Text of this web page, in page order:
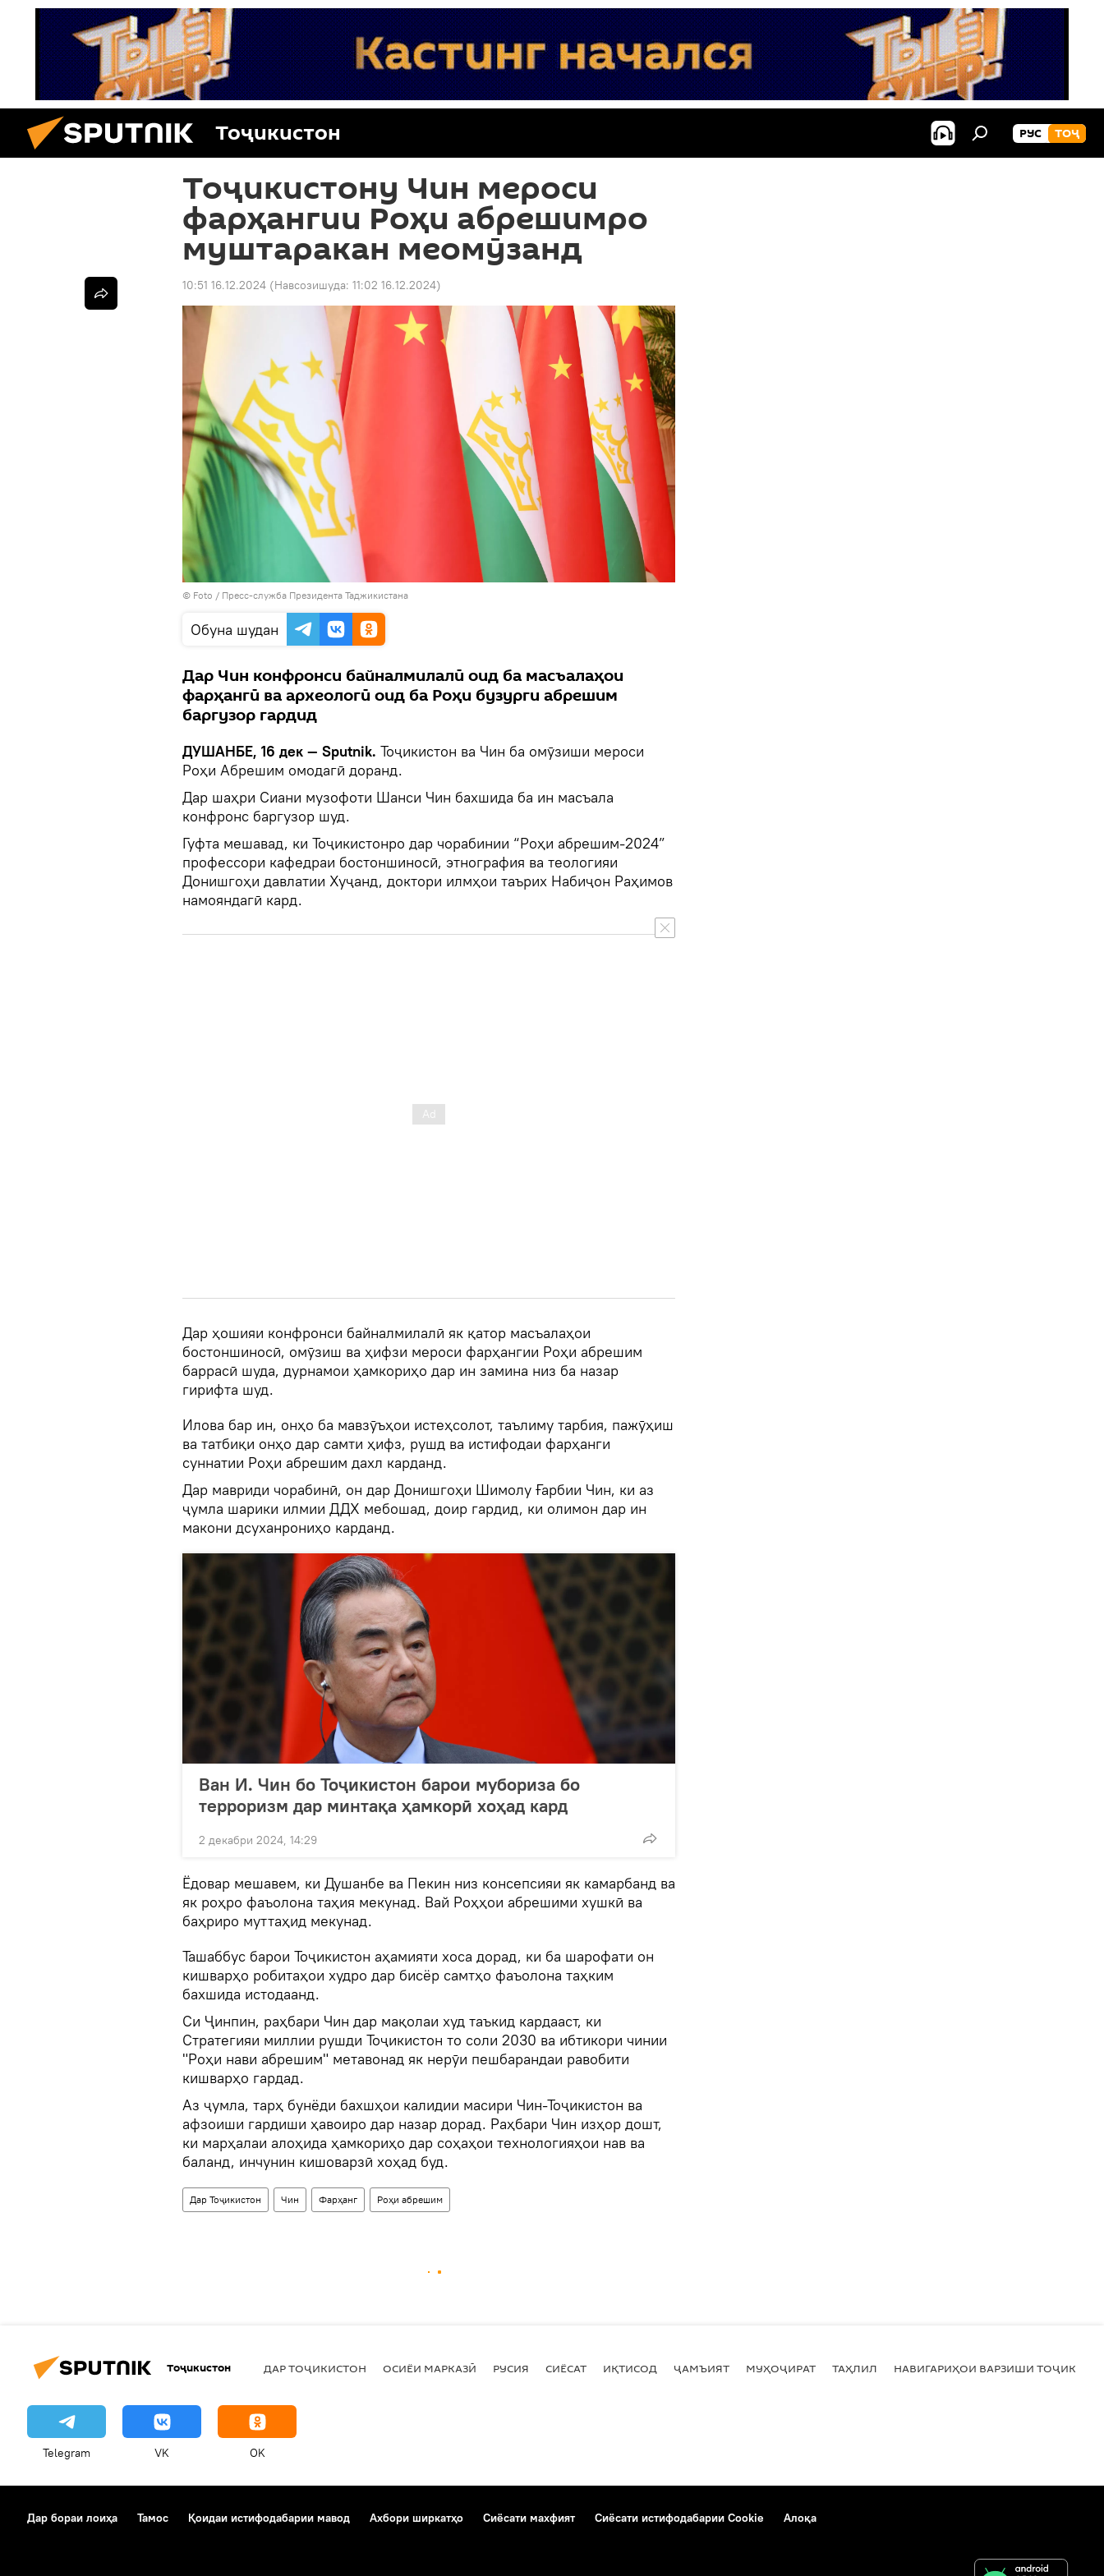
Тоҷикистон РУС ТОҶ
Тоҷикистону Чин мероси
фарҳангии Роҳи абрешимро
муштаракан меомӯзанд
10:51 16.12.2024 (Навсозишуда: 11:02 16.12.2024)
© Foto / Пресс-служба Президента Таджикистана
Обуна шудан
Дар Чин конфронси байналмилалӣ оид ба масъалаҳои
фарҳангӣ ва археологӣ оид ба Роҳи бузурги абрешим
баргузор гардид
ДУШАНБЕ, 16 дек — Sputnik. Тоҷикистон ва Чин ба омӯзиши мероси
Роҳи Абрешим омодагӣ доранд.
Дар шаҳри Сиани музофоти Шанси Чин бахшида ба ин масъала
конфронс баргузор шуд.
Гуфта мешавад, ки Тоҷикистонро дар чорабинии “Роҳи абрешим-2024”
профессори кафедраи бостоншиносӣ, этнография ва теологияи
Донишгоҳи давлатии Хуҷанд, доктори илмҳои таърих Набиҷон Раҳимов
намояндагӣ кард.
Дар ҳошияи конфронси байналмилалӣ як қатор масъалаҳои
бостоншиносӣ, омӯзиш ва ҳифзи мероси фарҳангии Роҳи абрешим
баррасӣ шуда, дурнамои ҳамкориҳо дар ин замина низ ба назар
гирифта шуд.
Илова бар ин, онҳо ба мавзӯъҳои истеҳсолот, таълиму тарбия, пажӯҳиш
ва татбиқи онҳо дар самти ҳифз, рушд ва истифодаи фарҳанги
суннатии Роҳи абрешим дахл карданд.
Дар мавриди чорабинӣ, он дар Донишгоҳи Шимолу Ғарбии Чин, ки аз
ҷумла шарики илмии ДДХ мебошад, доир гардид, ки олимон дар ин
макони дсуханрониҳо карданд.
Ван И. Чин бо Тоҷикистон барои мубориза бо
терроризм дар минтақа ҳамкорӣ хоҳад кард
2 декабри 2024, 14:29
Ёдовар мешавем, ки Душанбе ва Пекин низ консепсияи як камарбанд ва
як роҳро фаъолона таҳия мекунад. Вай Роҳҳои абрешими хушкӣ ва
баҳриро муттаҳид мекунад.
Ташаббус барои Тоҷикистон аҳамияти хоса дорад, ки ба шарофати он
кишварҳо робитаҳои худро дар бисёр самтҳо фаъолона таҳким
бахшида истодаанд.
Си Ҷинпин, раҳбари Чин дар мақолаи худ таъкид кардааст, ки
Стратегияи миллии рушди Тоҷикистон то соли 2030 ва ибтикори чинии
"Роҳи нави абрешим" метавонад як нерӯи пешбарандаи равобити
кишварҳо гардад.
Аз ҷумла, тарҳ бунёди бахшҳои калидии масири Чин-Тоҷикистон ва
афзоиши гардиши ҳавоиро дар назар дорад. Раҳбари Чин изҳор дошт,
ки марҳалаи алоҳида ҳамкориҳо дар соҳаҳои технологияҳои нав ва
баланд, инчунин кишоварзӣ хоҳад буд.
Дар Тоҷикистон Чин Фарҳанг Роҳи абрешим
Тоҷикистон ДАР ТОҶИКИСТОН ОСИЁИ МАРКАЗӢ РУСИЯ СИЁСАТ ИҚТИСОД ҶАМЪИЯТ МУҲОҶИРАТ ТАҲЛИЛ НАВИГАРИҲОИ ВАРЗИШИ
Telegram VK OK
Дар бораи лоиҳа Тамос Қоидаи истифодабарии мавод Ахбори ширкатҳо Сиёсати махфият Сиёсати истифодабарии Cookie Алоқа